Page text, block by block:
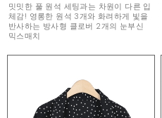
밋밋한 풀 원석 세팅과는 차원이 다른 입
체감! 영롱한 원석 3개와 화려하게 빛을
반사하는 방사형 클로버 2개의 눈부신
믹스매치